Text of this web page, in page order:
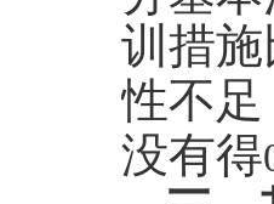
训措
性不
没有得